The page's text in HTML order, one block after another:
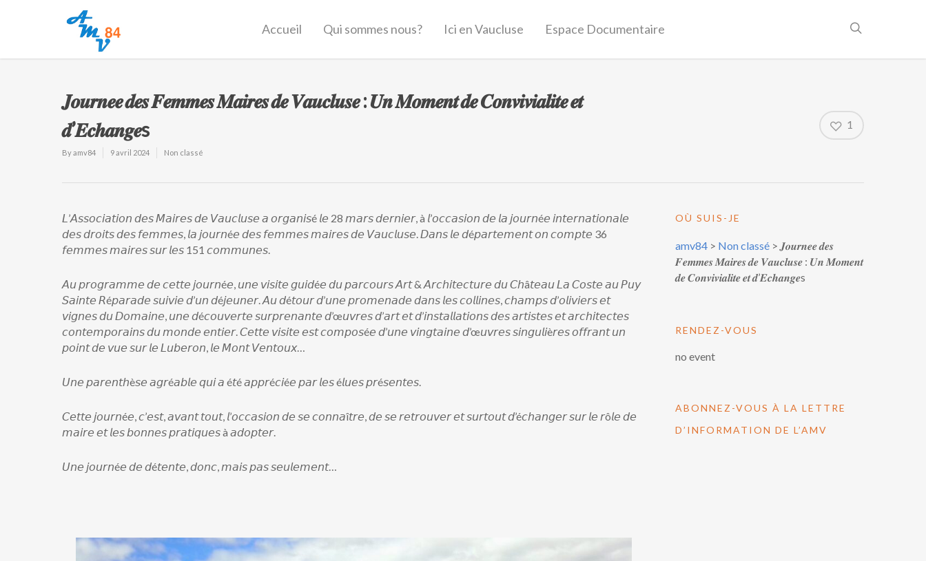
Accueil Qui sommes nous? Ici en Vaucluse Espace Documentaire
𝑱𝒐𝒖𝒓𝒏𝒆𝒆 𝒅𝒆𝒔 𝑭𝒆𝒎𝒎𝒆𝒔 𝑴𝒂𝒊𝒓𝒆𝒔 𝒅𝒆 𝑽𝒂𝒖𝒄𝒍𝒖𝒔𝒆 : 𝑼𝒏 𝑴𝒐𝒎𝒆𝒏𝒕 𝒅𝒆 𝑪𝒐𝒏𝒗𝒊𝒗𝒊𝒂𝒍𝒊𝒕𝒆 𝒆𝒕
𝒅’𝑬𝒄𝒉𝒂𝒏𝒈𝒆s
Byamv84 9 avril 2024 Non classé
1
𝘓’𝘈𝘴𝘴𝘰𝘤𝘪𝘢𝘵𝘪𝘰𝘯 𝘥𝘦𝘴 𝘔𝘢𝘪𝘳𝘦𝘴 𝘥𝘦 𝘝𝘢𝘶𝘤𝘭𝘶𝘴𝘦 𝘢 𝘰𝘳𝘨𝘢𝘯𝘪𝘴é 𝘭𝘦 28 𝘮𝘢𝘳𝘴 𝘥𝘦𝘳𝘯𝘪𝘦𝘳, à 𝘭’𝘰𝘤𝘤𝘢𝘴𝘪𝘰𝘯 𝘥𝘦 𝘭𝘢 𝘫𝘰𝘶𝘳𝘯é𝘦 𝘪𝘯𝘵𝘦𝘳𝘯𝘢𝘵𝘪𝘰𝘯𝘢𝘭𝘦
𝘥𝘦𝘴 𝘥𝘳𝘰𝘪𝘵𝘴 𝘥𝘦𝘴 𝘧𝘦𝘮𝘮𝘦𝘴, 𝘭𝘢 𝘫𝘰𝘶𝘳𝘯é𝘦 𝘥𝘦𝘴 𝘧𝘦𝘮𝘮𝘦𝘴 𝘮𝘢𝘪𝘳𝘦𝘴 𝘥𝘦 𝘝𝘢𝘶𝘤𝘭𝘶𝘴𝘦. 𝘋𝘢𝘯𝘴 𝘭𝘦 𝘥é𝘱𝘢𝘳𝘵𝘦𝘮𝘦𝘯𝘵 𝘰𝘯 𝘤𝘰𝘮𝘱𝘵𝘦 36
𝘧𝘦𝘮𝘮𝘦𝘴 𝘮𝘢𝘪𝘳𝘦𝘴 𝘴𝘶𝘳 𝘭𝘦𝘴 151 𝘤𝘰𝘮𝘮𝘶𝘯𝘦𝘴.
𝘈𝘶 𝘱𝘳𝘰𝘨𝘳𝘢𝘮𝘮𝘦 𝘥𝘦 𝘤𝘦𝘵𝘵𝘦 𝘫𝘰𝘶𝘳𝘯é𝘦, 𝘶𝘯𝘦 𝘷𝘪𝘴𝘪𝘵𝘦 𝘨𝘶𝘪𝘥é𝘦 𝘥𝘶 𝘱𝘢𝘳𝘤𝘰𝘶𝘳𝘴 𝘈𝘳𝘵 & 𝘈𝘳𝘤𝘩𝘪𝘵𝘦𝘤𝘵𝘶𝘳𝘦 𝘥𝘶 𝘊𝘩â𝘵𝘦𝘢𝘶 𝘓𝘢 𝘊𝘰𝘴𝘵𝘦 𝘢𝘶 𝘗𝘶𝘺
𝘚𝘢𝘪𝘯𝘵𝘦 𝘙é𝘱𝘢𝘳𝘢𝘥𝘦 𝘴𝘶𝘪𝘷𝘪𝘦 𝘥’𝘶𝘯 𝘥é𝘫𝘦𝘶𝘯𝘦𝘳. 𝘈𝘶 𝘥é𝘵𝘰𝘶𝘳 𝘥’𝘶𝘯𝘦 𝘱𝘳𝘰𝘮𝘦𝘯𝘢𝘥𝘦 𝘥𝘢𝘯𝘴 𝘭𝘦𝘴 𝘤𝘰𝘭𝘭𝘪𝘯𝘦𝘴, 𝘤𝘩𝘢𝘮𝘱𝘴 𝘥’𝘰𝘭𝘪𝘷𝘪𝘦𝘳𝘴 𝘦𝘵
𝘷𝘪𝘨𝘯𝘦𝘴 𝘥𝘶 𝘋𝘰𝘮𝘢𝘪𝘯𝘦, 𝘶𝘯𝘦 𝘥é𝘤𝘰𝘶𝘷𝘦𝘳𝘵𝘦 𝘴𝘶𝘳𝘱𝘳𝘦𝘯𝘢𝘯𝘵𝘦 𝘥’œ𝘶𝘷𝘳𝘦𝘴 𝘥’𝘢𝘳𝘵 𝘦𝘵 𝘥’𝘪𝘯𝘴𝘵𝘢𝘭𝘭𝘢𝘵𝘪𝘰𝘯𝘴 𝘥𝘦𝘴 𝘢𝘳𝘵𝘪𝘴𝘵𝘦𝘴 𝘦𝘵 𝘢𝘳𝘤𝘩𝘪𝘵𝘦𝘤𝘵𝘦𝘴
𝘤𝘰𝘯𝘵𝘦𝘮𝘱𝘰𝘳𝘢𝘪𝘯𝘴 𝘥𝘶 𝘮𝘰𝘯𝘥𝘦 𝘦𝘯𝘵𝘪𝘦𝘳. 𝘊𝘦𝘵𝘵𝘦 𝘷𝘪𝘴𝘪𝘵𝘦 𝘦𝘴𝘵 𝘤𝘰𝘮𝘱𝘰𝘴é𝘦 𝘥’𝘶𝘯𝘦 𝘷𝘪𝘯𝘨𝘵𝘢𝘪𝘯𝘦 𝘥’œ𝘶𝘷𝘳𝘦𝘴 𝘴𝘪𝘯𝘨𝘶𝘭𝘪è𝘳𝘦𝘴 𝘰𝘧𝘧𝘳𝘢𝘯𝘵 𝘶𝘯
𝘱𝘰𝘪𝘯𝘵 𝘥𝘦 𝘷𝘶𝘦 𝘴𝘶𝘳 𝘭𝘦 𝘓𝘶𝘣𝘦𝘳𝘰𝘯, 𝘭𝘦 𝘔𝘰𝘯𝘵 𝘝𝘦𝘯𝘵𝘰𝘶𝘹…
𝘜𝘯𝘦 𝘱𝘢𝘳𝘦𝘯𝘵𝘩è𝘴𝘦 𝘢𝘨𝘳é𝘢𝘣𝘭𝘦 𝘲𝘶𝘪 𝘢 é𝘵é 𝘢𝘱𝘱𝘳é𝘤𝘪é𝘦 𝘱𝘢𝘳 𝘭𝘦𝘴 é𝘭𝘶𝘦𝘴 𝘱𝘳é𝘴𝘦𝘯𝘵𝘦𝘴.
𝘊𝘦𝘵𝘵𝘦 𝘫𝘰𝘶𝘳𝘯é𝘦, 𝘤’𝘦𝘴𝘵, 𝘢𝘷𝘢𝘯𝘵 𝘵𝘰𝘶𝘵, 𝘭’𝘰𝘤𝘤𝘢𝘴𝘪𝘰𝘯 𝘥𝘦 𝘴𝘦 𝘤𝘰𝘯𝘯𝘢î𝘵𝘳𝘦, 𝘥𝘦 𝘴𝘦 𝘳𝘦𝘵𝘳𝘰𝘶𝘷𝘦𝘳 𝘦𝘵 𝘴𝘶𝘳𝘵𝘰𝘶𝘵 𝘥’é𝘤𝘩𝘢𝘯𝘨𝘦𝘳 𝘴𝘶𝘳 𝘭𝘦 𝘳ô𝘭𝘦 𝘥𝘦
𝘮𝘢𝘪𝘳𝘦 𝘦𝘵 𝘭𝘦𝘴 𝘣𝘰𝘯𝘯𝘦𝘴 𝘱𝘳𝘢𝘵𝘪𝘲𝘶𝘦𝘴 à 𝘢𝘥𝘰𝘱𝘵𝘦𝘳.
𝘜𝘯𝘦 𝘫𝘰𝘶𝘳𝘯é𝘦 𝘥𝘦 𝘥é𝘵𝘦𝘯𝘵𝘦, 𝘥𝘰𝘯𝘤, 𝘮𝘢𝘪𝘴 𝘱𝘢𝘴 𝘴𝘦𝘶𝘭𝘦𝘮𝘦𝘯𝘵…
OÙ SUIS-JE
amv84 > Non classé > 𝑱𝒐𝒖𝒓𝒏𝒆𝒆 𝒅𝒆𝒔
𝑭𝒆𝒎𝒎𝒆𝒔 𝑴𝒂𝒊𝒓𝒆𝒔 𝒅𝒆 𝑽𝒂𝒖𝒄𝒍𝒖𝒔𝒆 : 𝑼𝒏 𝑴𝒐𝒎𝒆𝒏𝒕
𝒅𝒆 𝑪𝒐𝒏𝒗𝒊𝒗𝒊𝒂𝒍𝒊𝒕𝒆 𝒆𝒕 𝒅’𝑬𝒄𝒉𝒂𝒏𝒈𝒆s
RENDEZ-VOUS
no event
ABONNEZ-VOUS À LA LETTRE
D’INFORMATION DE L’AMV